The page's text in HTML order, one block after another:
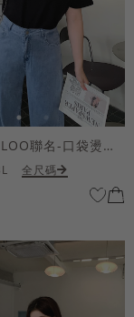
HOOLOOLOO聯名-口袋燙金KUKU熊短袖上衣
全尺碼